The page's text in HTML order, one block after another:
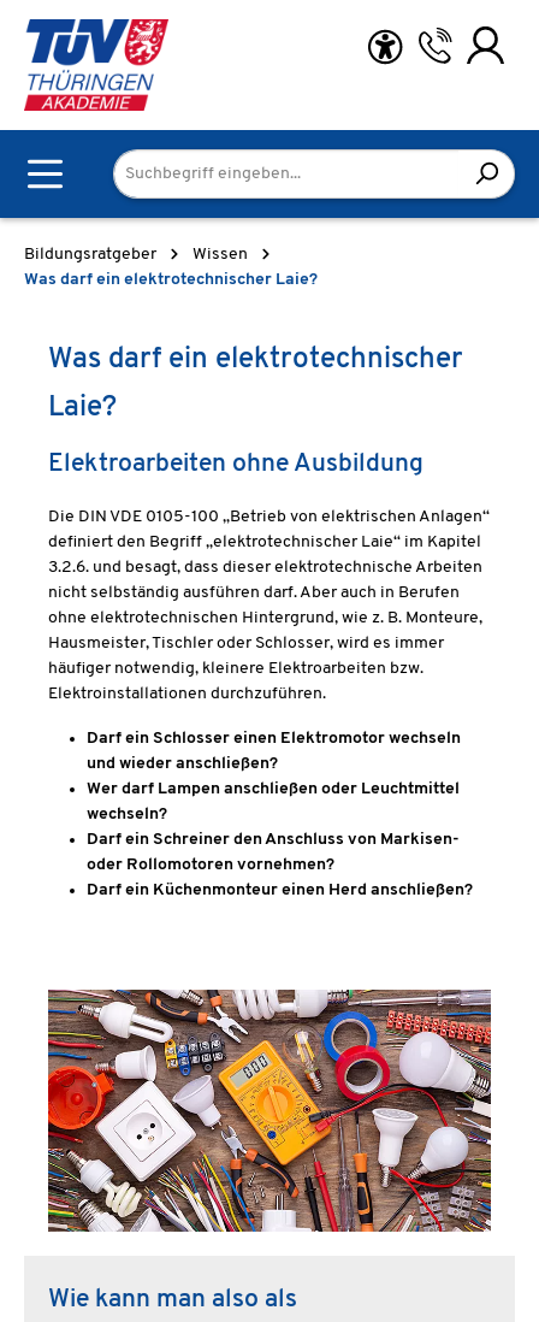
Zum Hauptinhalt springen
Bildungsratgeber
Wissen
Was darf ein elektrotechnischer Laie?
Was darf ein elektrotechnischer
Laie?
Elektroarbeiten ohne Ausbildung
Die DIN VDE 0105-100 „Betrieb von elektrischen Anlagen“
definiert den Begriff „elektrotechnischer Laie“ im Kapitel
3.2.6. und besagt, dass dieser elektrotechnische Arbeiten
nicht selbständig ausführen darf. Aber auch in Berufen
ohne elektrotechnischen Hintergrund, wie z. B. Monteure,
Hausmeister, Tischler oder Schlosser, wird es immer
häufiger notwendig, kleinere Elektroarbeiten bzw.
Elektroinstallationen durchzuführen.
Darf ein Schlosser einen Elektromotor wechseln
und wieder anschließen?
Wer darf Lampen anschließen oder Leuchtmittel
wechseln?
Darf ein Schreiner den Anschluss von Markisen-
oder Rollomotoren vornehmen?
Darf ein Küchenmonteur einen Herd anschließen?
Wie kann man also als